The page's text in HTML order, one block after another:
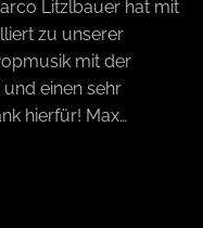
Litzlbauer hat mit
zu unserer
mit der
einen sehr
hierfür! Max…